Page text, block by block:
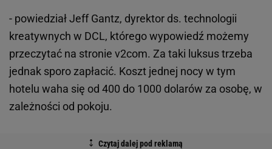
- powiedział Jeff Gantz, dyrektor ds. technologii
kreatywnych w DCL, którego wypowiedź możemy
przeczytać na stronie v2com. Za taki luksus trzeba
jednak sporo zapłacić. Koszt jednej nocy w tym
hotelu waha się od 400 do 1000 dolarów za osobę, w
zależności od pokoju.